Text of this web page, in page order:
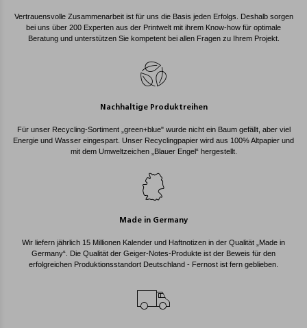
Vertrauensvolle Zusammenarbeit ist für uns die Basis jeden Erfolgs. Deshalb sorgen
bei uns über 200 Experten aus der Printwelt mit ihrem Know-how für optimale
Beratung und unterstützen Sie kompetent bei allen Fragen zu Ihrem Projekt.
Nachhaltige Produktreihen
Für unser Recycling-Sortiment „green+blue" wurde nicht ein Baum gefällt, aber viel
Energie und Wasser eingespart. Unser Recyclingpapier wird aus 100% Altpapier und
mit dem Umweltzeichen „Blauer Engel“ hergestellt.
Made in Germany
Wir liefern jährlich 15 Millionen Kalender und Haftnotizen in der Qualität „Made in
Germany“. Die Qualität der Geiger-Notes-Produkte ist der Beweis für den
erfolgreichen Produktionsstandort Deutschland - Fernost ist fern geblieben.